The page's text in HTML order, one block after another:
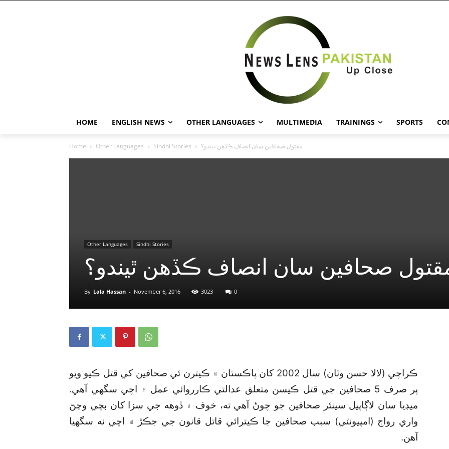
HOME ENGLISH NEWS OTHER LANGUAGES MULTIMEDIA TRAININGS SPORTS
Home Other Languages Sindhi Stories مقتول صحافين سان انصاف ڪڏهن ٿيندو؟
Other Languages Sindhi Stories
صحافين سان انصاف ڪڏهن ٿيندو؟
By Lala Hassan - November 6, 2016 3023 0
ڪراچي (لالا حسن وٽان) سال 2002 کان پاڪستان ۾ ڪيترن ئي صحافين کي قتل ڪيو ويو
پر صرف 5 صحافين جي قتل ڪيسن متعلق عدالتي ڪارروائي عمل ۾ اچي سگھي آهي.
ميڊيا سان لاڳاپيل سينئر صحافين جو چوڻ آهي ته، خوف ۽ ڏوهه جي سزا کان بچي وڃڻ
واري رواج (امپيونٽي) سبب صحافين جا ڪيترائي قاتل قانون جي جڪڙ ۾ اچي نه سگھيا
آهن.